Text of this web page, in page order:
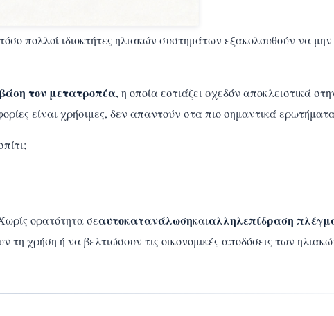
πολλοί ιδιοκτήτες ηλιακών συστημάτων εξακολουθούν να
τον μετατροπέα, η οποία εστιάζει σχεδόν αποκλειστικά
είναι χρήσιμες, δεν απαντούν στα πιο σημαντικά
ορατότητα σεαυτοκατανάλωσηκαιαλληλεπίδραση
χρήση ή να βελτιώσουν τις οικονομικές αποδόσεις των